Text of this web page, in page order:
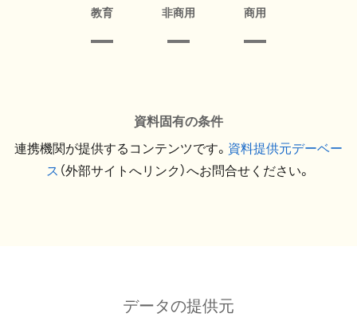
教育 非商用 商用
資料固有の条件
連携機関が提供するコンテンツです。 資料提供元デーベー
ス （外部サイトへリンク）へお問合せください。
データの提供元